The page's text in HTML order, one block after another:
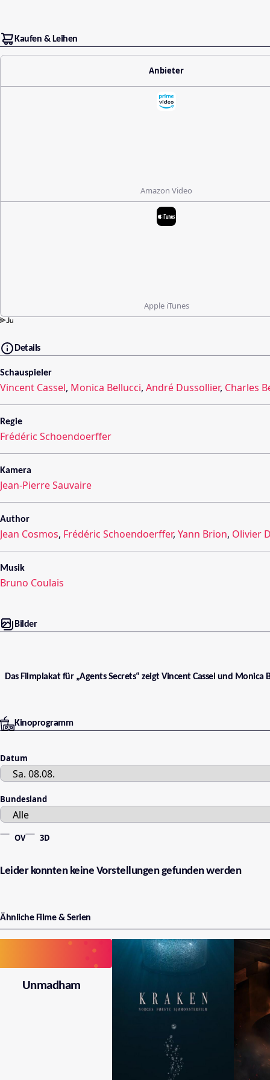
Kaufen & Leihen
Anbieter
Amazon Video
Apple iTunes
Details
Schauspieler
Vincent Cassel, Monica Bellucci, André Dussollier, Charles
Regie
Frédéric Schoendoerffer
Kamera
Jean-Pierre Sauvaire
Author
Jean Cosmos, Frédéric Schoendoerffer, Yann Brion, Olivier
Musik
Bruno Coulais
Bilder
Das Filmplakat für „Agents Secrets“ zeigt Vincent Cassel und Monica
Kinoprogramm
Datum
Bundesland
OV 3D
Leider konnten keine Vorstellungen gefunden werden
Ähnliche Filme & Serien
Unmadham